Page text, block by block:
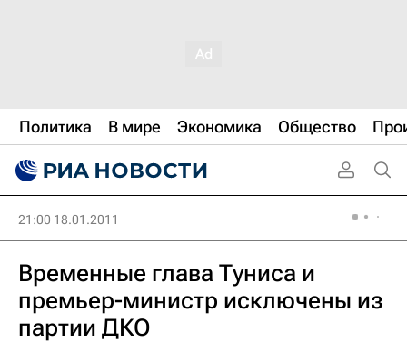
Политика В мире Экономика Общество
21:00 18.01.2011
Временные глава Туниса и
премьер-министр исключены из
партии ДКО